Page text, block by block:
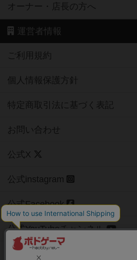
オーナー・店長の方へ
運営者情報
ご利用規約
個人情報保護方針
特定商取引法に基づく表記
お問い合わせ
公式X
公式instagram
公式Facebook
公式YouTubeチャンネル